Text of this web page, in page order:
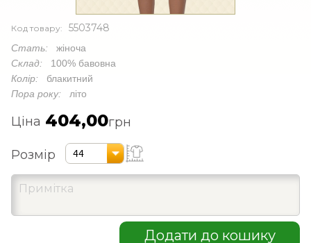
Код товару: 5503748
Стать: жіноча
Склад: 100% бавовна
Колір: блакитний
Пора року: літо
Ціна 404,00грн
Розмір 44
Додати до кошику